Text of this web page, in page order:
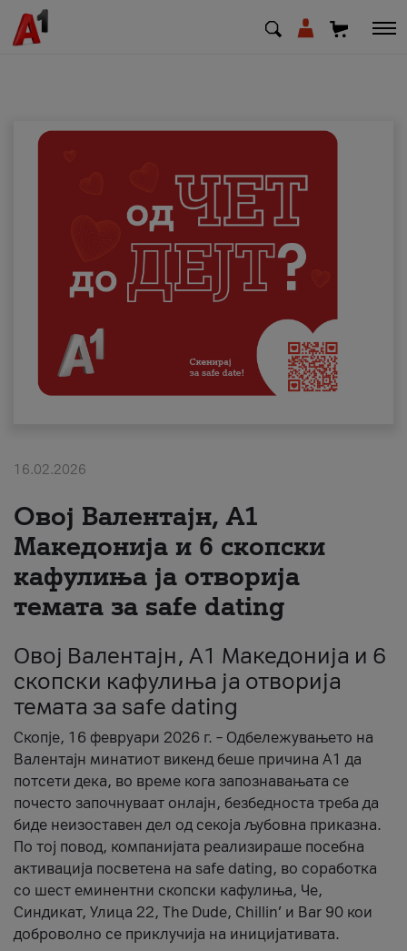
Деловни
Поддршка
Надополни кредит
Плати сметка
#ПодобарОнлајн
16.02.2026
Овој Валентајн, A1
Македонија и 6 скопски
кафулиња ја отворија
темата за safe dating
Овој Валентајн, A1 Македонија и 6
скопски кафулиња ја отворија
темата за safe dating
Скопје, 16 февруари 2026 г. – Одбележувањето на
Валентајн минатиот викенд беше причина А1 да
потсети дека, во време кога запознавањата се
почесто започнуваат онлајн, безбедноста треба да
биде неизоставен дел од секоја љубовна приказна.
По тој повод, компанијата реализираше посебна
активација посветена на safe dating, во соработка
со шест еминентни скопски кафулиња, Че,
Синдикат, Улица 22, The Dude, Chillin’ и Bar 90 кои
доброволно се приклучија на иницијативата.